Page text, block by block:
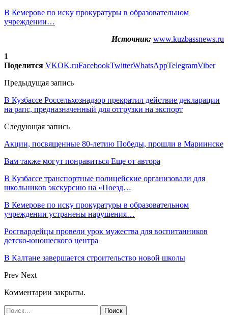
В Кемерове по иску прокуратуры в образовательном
учреждении…
Источник: www.kuzbassnews.ru
1
Поделится VKOK.ruFacebookTwitterWhatsAppTelegramViber
Предыдущая запись
В Кузбассе Россельхознадзор прекратил действие декларации
на рапс, предназначенный для отгрузки на экспорт
Следующая запись
Акции, посвященные 80-летию Победы, прошли в Мариинске
Вам также могут понравиться Еще от автора
В Кузбассе транспортные полицейские организовали для
школьников экскурсию на «Поезд…
В Кемерове по иску прокуратуры в образовательном
учреждении устранены нарушения…
Росгвардейцы провели урок мужества для воспитанников
детско-юношеского центра
В Калтане завершается строительство новой школы
Prev Next
Комментарии закрыты.